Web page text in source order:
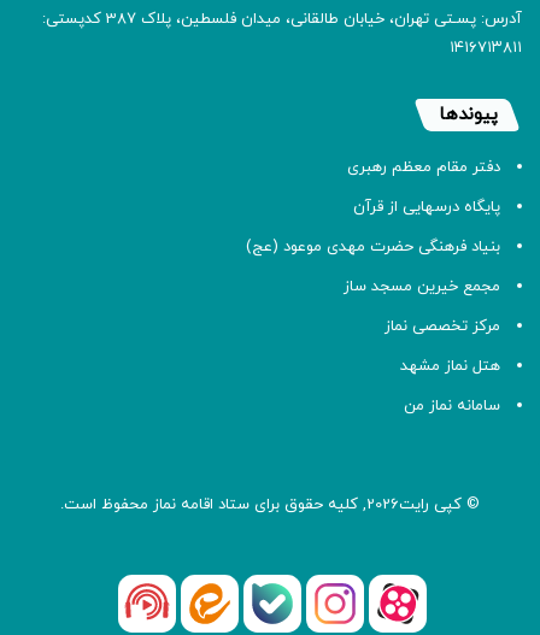
آدرس: پسـتی تهران، خیابان طالقانی، میدان فلسطین، پلاک 387 کدپستی:
۱۴۱۶۷۱۳۸۱۱
پیوندها
دفتر مقام معظم رهبری
پایگاه درسهایی از قرآن
بنیاد فرهنگی حضرت مهدی موعود (عج)
مجمع خیرین مسجد ساز
مرکز تخصصی نماز
هتل نماز مشهد
سامانه نماز من
© کپی رایت2026, کلیه حقوق برای ستاد اقامه نماز محفوظ است.
آپارات اینستاگرام
بله ایتا